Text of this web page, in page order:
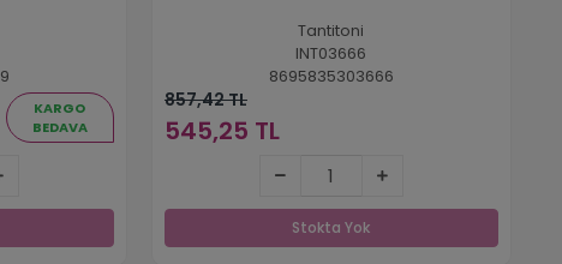
KARGO
BEDAVA
Tantitoni
INT03666
8695835303666
857,42 TL
545,25 TL
Stokta Yok